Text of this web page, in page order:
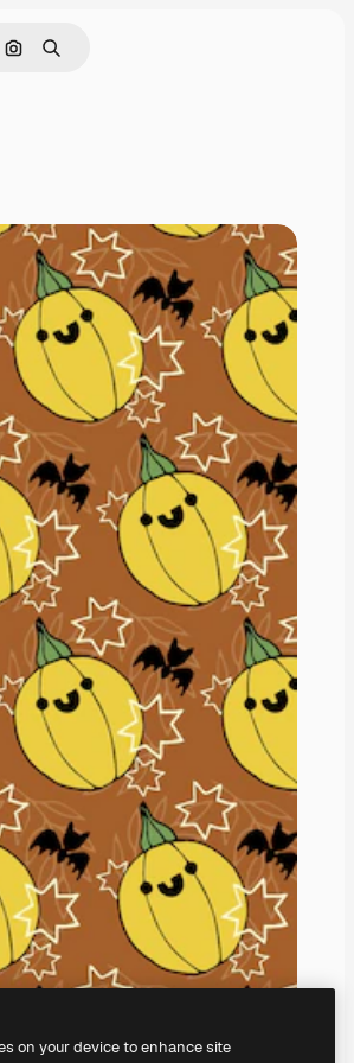
Buscar por imagen
Buscar
on your device to enhance site